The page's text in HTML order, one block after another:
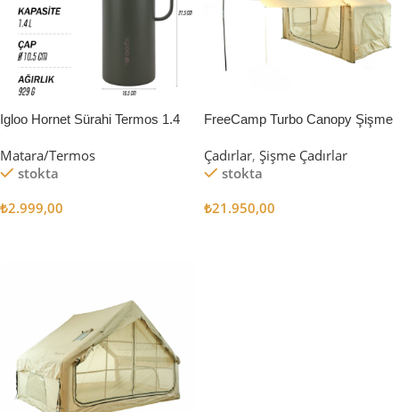
Igloo Hornet Sürahi Termos 1.4
Matara/Termos
stokta
₺2.999,00
FreeCamp Turbo Canopy Şişme
Çadırlar, Şişme Çadırlar
stokta
₺21.950,00